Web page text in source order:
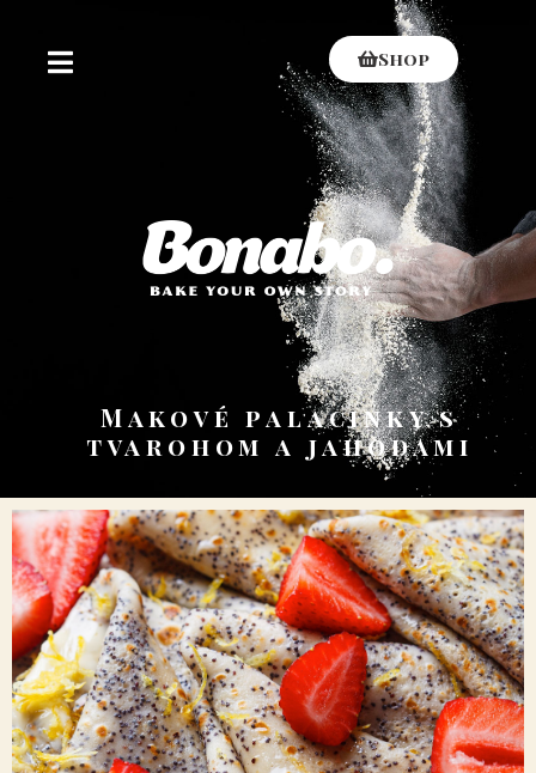
Shop
Makové palacinky s
tvarohom a jahodami